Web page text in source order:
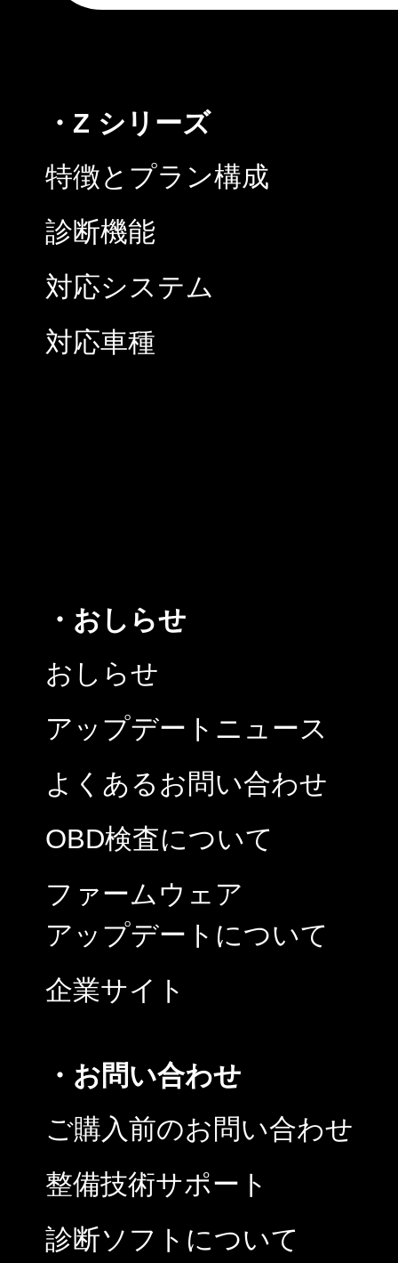
・Z シリーズ
特徴とプラン構成
診断機能
対応システム
対応車種
・おしらせ
おしらせ
アップデートニュース
よくあるお問い合わせ
OBD検査について
ファームウェア
アップデートについて
企業サイト
・お問い合わせ
ご購入前のお問い合わせ
整備技術サポート
診断ソフトについて